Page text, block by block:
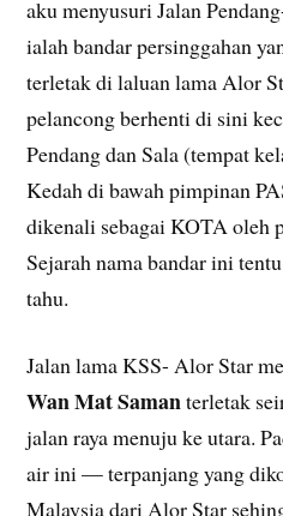
aku menyusuri Jalan
ialah bandar persinggahan
terletak di laluan lama Alor
pelancong berhenti di sini
Pendang dan Sala (tempat
Kedah di bawah pimpinan
dikenali sebagai KOTA oleh
Sejarah nama bandar ini
tahu.
Jalan lama KSS- Alor Star
Wan Mat Samanterletak
jalan raya menuju ke utara.
air ini — terpanjang yang
Malaysia dari Alor Star